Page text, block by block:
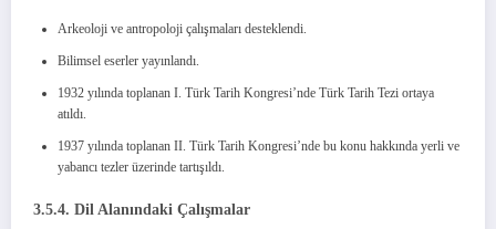
Arkeoloji ve antropoloji çalışmaları desteklendi.
Bilimsel eserler yayınlandı.
1932 yılında toplanan I. Türk Tarih Kongresi’nde Türk Tarih Tezi ortaya
atıldı.
1937 yılında toplanan II. Türk Tarih Kongresi’nde bu konu hakkında yerli ve
yabancı tezler üzerinde tartışıldı.
3.5.4. Dil Alanındaki Çalışmalar